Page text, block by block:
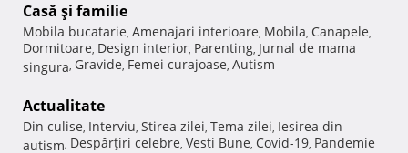
Casă şi familie
Mobila bucatarie, Amenajari interioare, Mobila, Canapele,
Dormitoare, Design interior, Parenting, Jurnal de mama
singura, Gravide, Femei curajoase, Autism
Actualitate
Din culise, Interviu, Stirea zilei, Tema zilei, Iesirea din
autism, Despărţiri celebre, Vesti Bune, Covid-19, Pandemie